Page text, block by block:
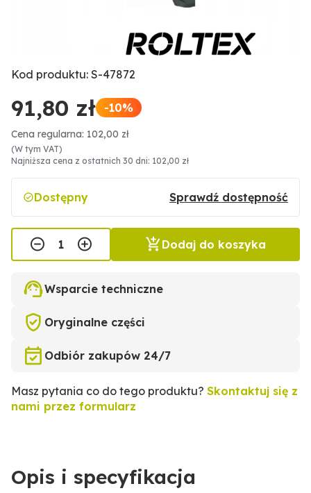
Kod produktu: S-47872
91,80 zł -10%
Cena regularna: 102,00 zł
(W tym VAT)
Najniższa cena z ostatnich 30 dni: 102,00 zł
Dostępny Sprawdź dostępność
Dodaj do koszyka
Wsparcie techniczne
Oryginalne części
Odbiór zakupów 24/7
Masz pytania co do tego produktu? Skontaktuj się z
nami przez formularz
Opis i specyfikacja